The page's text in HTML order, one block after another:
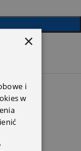
×
i
w